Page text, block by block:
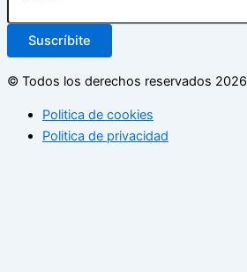
Suscríbite
© Todos los derechos reservados 2026
Politica de cookies
Politica de privacidad